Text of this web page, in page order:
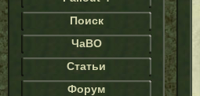
Поиск
ЧаВО
Статьи
Форум